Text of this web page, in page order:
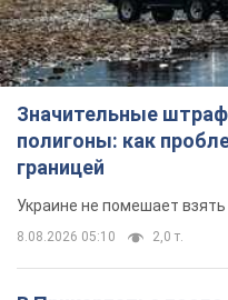
Значительные
полигоны: как
границей
Украине не помешает
8.08.2026 05:10 2,0 т.